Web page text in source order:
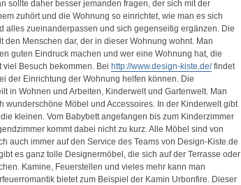
sollte daher besser jemanden fragen, der sich mit der
zuhört und die Wohnung so einrichtet, wie man es sich
alles zueinanderpassen und sich gegenseitig ergänzen. Die
den Menschen dar, der in dieser Wohnung wohnt. Man
guten Eindruck machen und wer eine Wohnung hat, die
Besuch bekommen. Bei http://www.design-kiste.de/findet
der Einrichtung der Wohnung helfen können. Die
in Wohnen und Arbeiten, Kinderwelt und Gartenwelt. Man
wunderschöne Möbel und Accessoires. In der Kinderwelt gibt
kleinen. Vom Babybett angefangen bis zum Kinderzimmer
kommt dabei nicht zu kurz. Alle Möbel sind von
auch immer auf den Service des Teams von Design-Kiste.de
es ganz tolle Designermöbel, die sich auf der Terrasse oder
Kamine, Feuerstellen und vieles mehr kann man
bietet zum Beispiel der Kamin Urbonfire. Dieser